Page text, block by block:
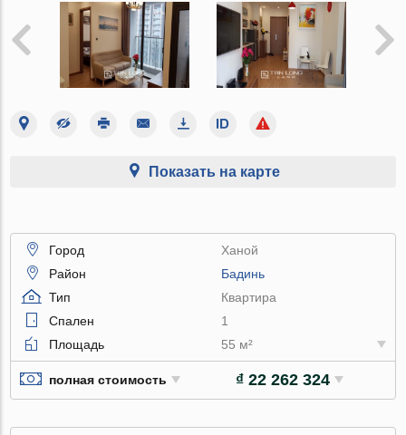
Показать на карте
Город
Ханой
Район
Бадинь
Тип
Квартира
Спален
1
Площадь
55 м²
полная стоимость ₫ 22 262 324